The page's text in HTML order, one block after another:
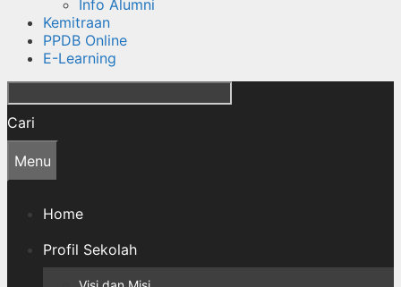
Info Alumni
Kemitraan
PPDB Online
E-Learning
Cari
Menu
Home
Profil Sekolah